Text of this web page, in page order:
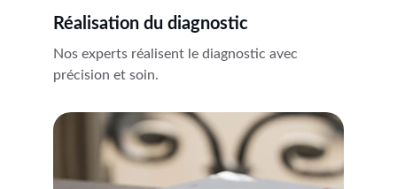
Réalisation du diagnostic
Nos experts réalisent le diagnostic avec
précision et soin.